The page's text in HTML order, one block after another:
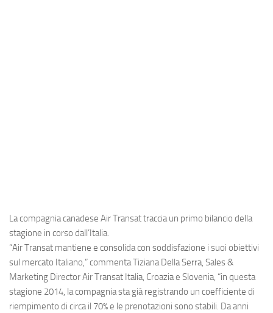
Incidenti
Industria
Eventi
La compagnia canadese Air Transattraccia un primo bilancio della
stagione in corso dall’Italia.
“Air Transat mantiene e consolida con soddisfazione i suoi obiettivi
sul mercato Italiano,” commenta Tiziana Della Serra, Sales &
Marketing Director Air Transat Italia, Croazia e Slovenia, “in questa
stagione 2014, la compagnia sta già registrando un coefficiente di
riempimento di circa il 70% e le prenotazioni sono stabili. Da anni